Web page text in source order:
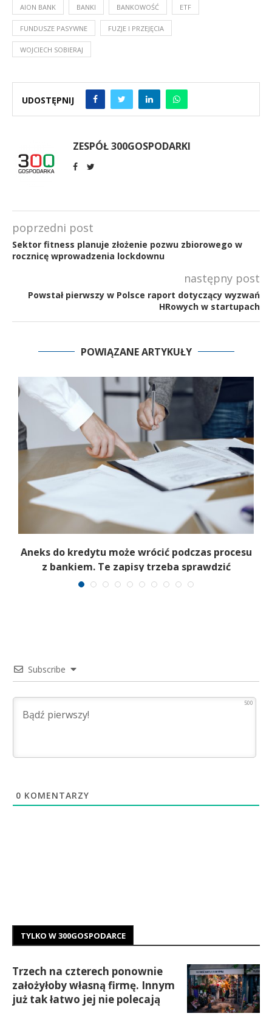
AION BANK BANKI BANKOWOŚĆ ETF
FUNDUSZE PASYWNE FUZJE I PRZEJĘCIA
WOJCIECH SOBIERAJ
UDOSTĘPNIJ
ZESPÓŁ 300GOSPODARKI
poprzedni post
Sektor fitness planuje złożenie pozwu zbiorowego w
rocznicę wprowadzenia lockdownu
następny post
Powstał pierwszy w Polsce raport dotyczący wyzwań
HRowych w startupach
POWIĄZANE ARTYKUŁY
Aneks do kredytu może wrócić podczas procesu
z bankiem. Te zapisy trzeba sprawdzić
Subscribe
500
0 KOMENTARZY
TYLKO W 300GOSPODARCE
Trzech na czterech ponownie
założyłoby własną firmę. Innym
już tak łatwo jej nie polecają